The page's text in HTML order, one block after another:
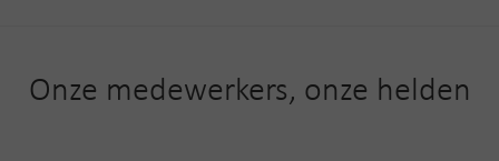
Onze medewerkers, onze helden